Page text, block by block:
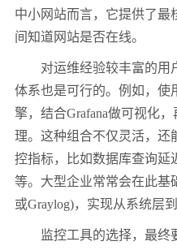
中小网站而言，它提供了
间知道网站是否在线。
对运维经验较丰富的用
体系也是可行的。例如，使
擎，结合Grafana做可视化
理。这种组合不仅灵活，还
控指标，比如数据库查询延
等。大型企业常常会在此基
或Graylog)，实现从系统层
监控工具的选择，最终